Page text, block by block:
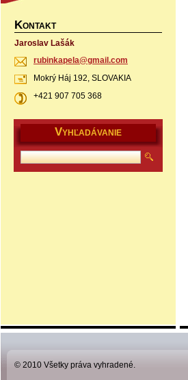
KONTAKT
Jaroslav Lašák
rubinkapela@gmai l.com
Mokrý Háj 192, SLOVAKIA
+421 907 705 368
VYHĽADÁVANIE
© 2010 Všetky práva vyhradené.